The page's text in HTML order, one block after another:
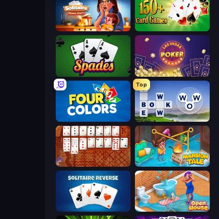
Solitaire Home Story
Spades Las Vegas Poker
Top
Words of Wonders
Algerian Solitaire Mansion Tale: Merge Secrets
Solitaire Reverse Open House